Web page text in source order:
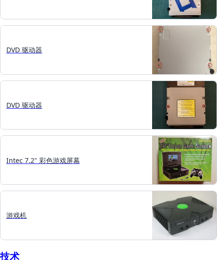
DVD 驱动器
DVD 驱动器
Intec 7.2" 彩色游戏屏幕
游戏机
技术